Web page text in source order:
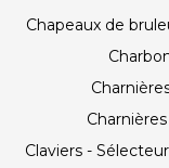
Chapeaux de
Claviers -